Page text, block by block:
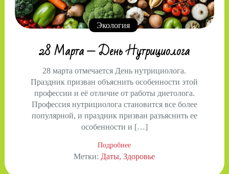
Экология
28 Марта — День Нутрициолога
28 марта отмечается День нутрициолога.
Праздник призван объяснить особенности этой
профессии и её отличие от работы диетолога.
Профессия нутрициолога становится все более
популярной, и праздник призван разъяснить ее
особенности и […]
Подробнее
Метки: Даты Здоровье